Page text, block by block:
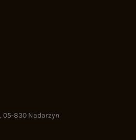
,05-830 Nadarzyn